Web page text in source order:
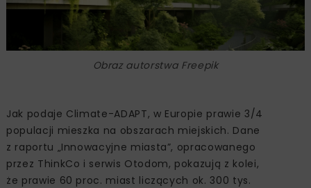
Obraz autorstwa Freepik
Jak podaje Climate-ADAPT, w Europie prawie 3/4
populacji mieszka na obszarach miejskich. Dane
z raportu „Innowacyjne miasta”, opracowanego
przez ThinkCo i serwis Otodom, pokazują z kolei,
że prawie 60 proc. miast liczących ok. 300 tys.